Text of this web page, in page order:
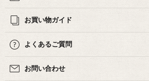
お買い物ガイド
よくあるご質問
お問い合わせ